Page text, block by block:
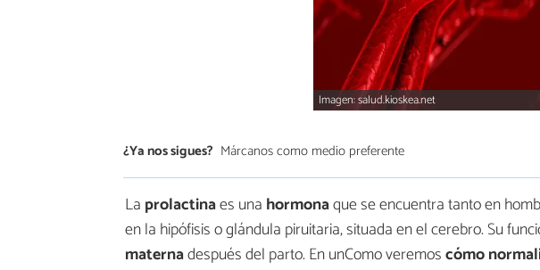
Imagen: salud.kioskea.net
¿Ya nos sigues? Márcanos como medio preferente
La prolactinaes una hormonaque se encuentra tanto en
en la hipófisis o glándula piruitaria, situada en el cerebro. Su
maternadespués del parto. En unComo veremoscómo